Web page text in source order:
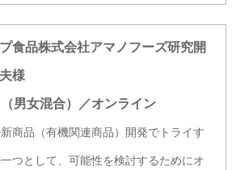
食品株式会社アマノフーズ研究開
様
男女混合）／オンライン
商品（有機関連商品）開発でトライす
つとして、可能性を検討するためにオ